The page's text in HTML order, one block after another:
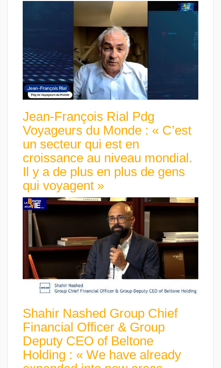
Jean-François Rial Pdg
Voyageurs du Monde : « C’est
un secteur qui est en
croissance au niveau mondial.
Il y a de plus en plus de gens
qui voyagent »
Shahir Nashed Group Chief
Financial Officer & Group
Deputy CEO of Beltone
Holding : « We have already